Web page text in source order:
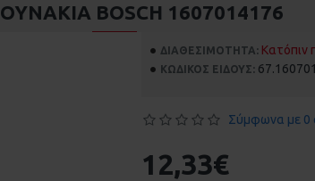
BOSCH 1607014176
ΔΙΑΘΕΣΙΜΌΤΗΤΑ: Κατόπιν
ΚΩΔΙΚΌΣ ΕΊΔΟΥΣ:
Σύμφωνα με 0
12,33€